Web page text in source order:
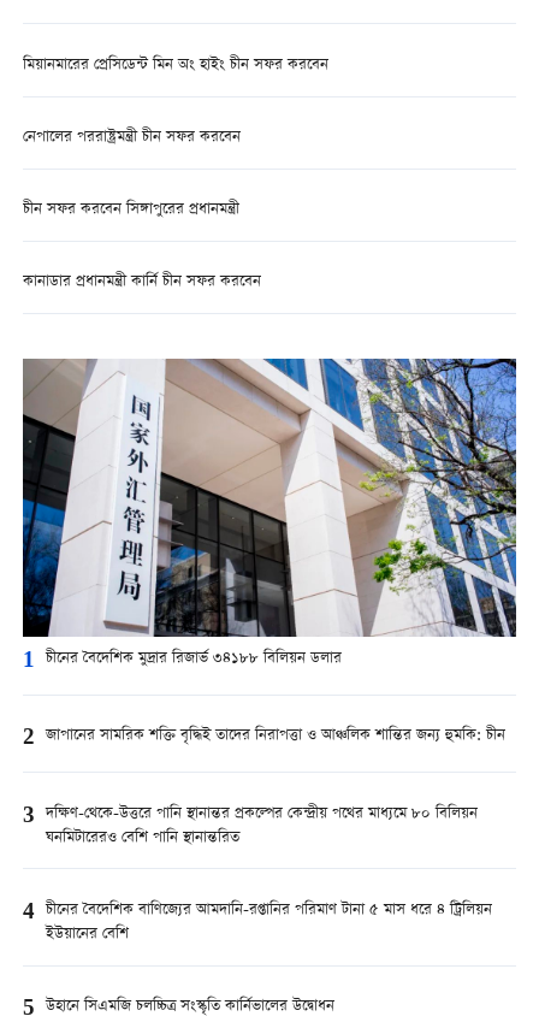
মিয়ানমারের প্রেসিডেন্ট মিন অং হাইং চীন সফর করবেন
নেপালের পররাষ্ট্রমন্ত্রী চীন সফর করবেন
চীন সফর করবেন সিঙ্গাপুরের প্রধানমন্ত্রী
কানাডার প্রধানমন্ত্রী কার্নি চীন সফর করবেন
1 চীনের বৈদেশিক মুদ্রার রিজার্ভ ৩৪১৮৮ বিলিয়ন ডলার
2 জাপানের সামরিক শক্তি বৃদ্ধিই তাদের নিরাপত্তা ও আঞ্চলিক শান্তির জন্য হুমকি: চীন
3 দক্ষিণ-থেকে-উত্তরে পানি স্থানান্তর প্রকল্পের কেন্দ্রীয় পথের মাধ্যমে ৮০ বিলিয়ন
ঘনমিটারেরও বেশি পানি স্থানান্তরিত
4 চীনের বৈদেশিক বাণিজ্যের আমদানি-রপ্তানির পরিমাণ টানা ৫ মাস ধরে ৪ ট্রিলিয়ন
ইউয়ানের বেশি
5 উহানে সিএমজি চলচ্চিত্র সংস্কৃতি কার্নিভালের উদ্বোধন